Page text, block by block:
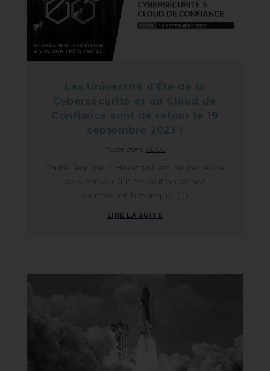
Les Université d’Été de la
Cybersécurité et du Cloud de
Confiance sont de retour le 19
septembre 2023 !
Posté dans UECC
Toute l’équipe d’Hexatrust est heureuse de
vous convier à la 9e édition de son
événement historique, (...)
LIRE LA SUITE